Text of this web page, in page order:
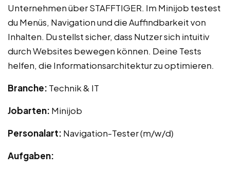
Unternehmen über STAFFTIGER. Im Minijob testest
du Menüs, Navigation und die Auffindbarkeit von
Inhalten. Du stellst sicher, dass Nutzer sich intuitiv
durch Websites bewegen können. Deine Tests
helfen, die Informationsarchitektur zu optimieren.
Branche: Technik & IT
Jobarten: Minijob
Personalart: Navigation-Tester (m/w/d)
Aufgaben: